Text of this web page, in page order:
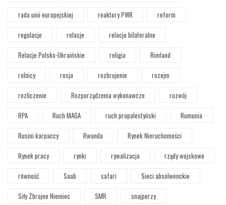
rada unii europejskiej
reaktory PWR
reform
regulacje
relacje
relacje bilateralne
Relacje Polsko-Ukraińskie
religia
Rimland
rolnicy
rosja rozbrojenie
rozejm
rozliczenie
Rozporządzenia wykonawcze
rozwój
RPA
Ruch MAGA ruch propalestyński
Rumunia
Rusini karpaccy
Rwanda
Rynek Nieruchomości
Rynek pracy
rynki rywalizacja
rządy wojskowe
równość
Saab safari
Sieci absolwenckie
Siły Zbrojne Niemiec
SMR
snajperzy